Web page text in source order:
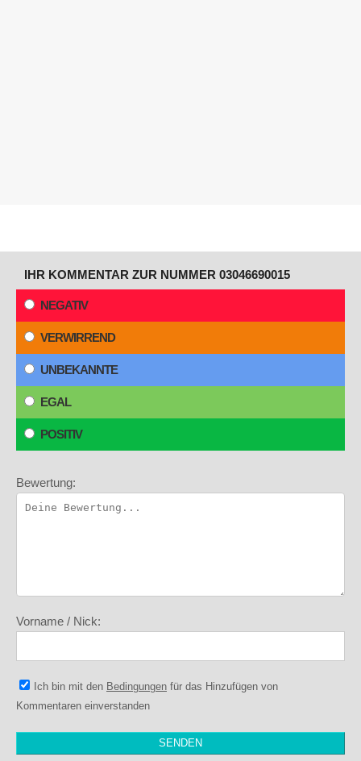
IHR KOMMENTAR ZUR NUMMER 03046690015
NEGATIV
VERWIRREND
UNBEKANNTE
EGAL
POSITIV
Bewertung:
Vorname / Nick:
Ich bin mit den Bedingungen für das Hinzufügen von
Kommentaren einverstanden